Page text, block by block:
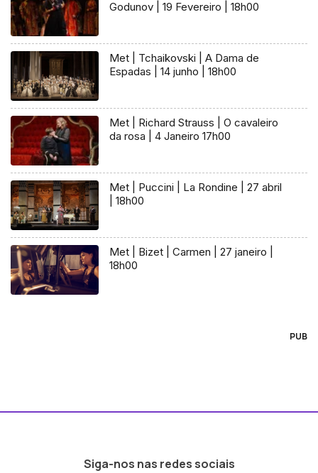
Godunov | 19 Fevereiro | 18h00
Met | Tchaikovski | A Dama de
Espadas | 14 junho | 18h00
Met | Richard Strauss | O cavaleiro
da rosa | 4 Janeiro 17h00
Met | Puccini | La Rondine | 27 abril
| 18h00
Met | Bizet | Carmen | 27 janeiro |
18h00
PUB
Siga-nos nas redes sociais